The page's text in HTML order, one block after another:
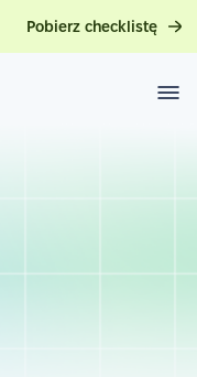
Pobierz checklistę